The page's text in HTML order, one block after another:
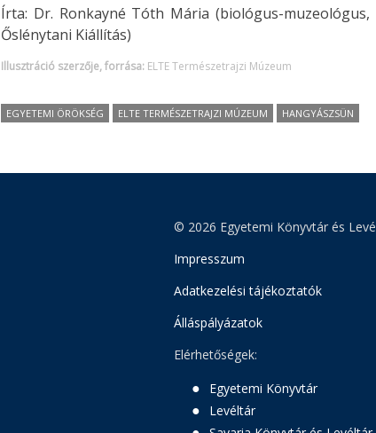
Írta: Dr. Ronkayné Tóth Mária (biológus-
Őslénytani Kiállítás)
Illusztráció szerzője, forrása: ELTE Természetrajzi Múzeum
EGYETEMI ÖRÖKSÉG ELTE TERMÉSZETRAJZI MÚZEUM HANGYÁSZSÜN
© 2026 Egyetemi Könyvtár és
Impresszum
Adatkezelési tájékoztatók
Álláspályázatok
Elérhetőségek:
Egyetemi Könyvtár
Levéltár